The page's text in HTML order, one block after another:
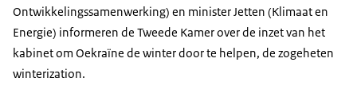
Ontwikkelingssamenwerking) en minister Jetten (Klimaat en
Energie) informeren de Tweede Kamer over de inzet van het
kabinet om Oekraïne de winter door te helpen, de zogeheten
winterization.